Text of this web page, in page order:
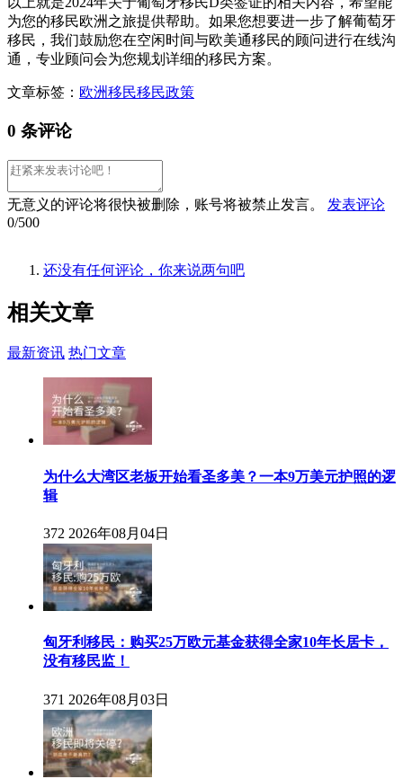
为您的移民欧洲之旅提供帮助。如果您想要进一步了解葡萄牙
移民，我们鼓励您在空闲时间与欧美通移民的顾问进行在线沟
通，专业顾问会为您规划详细的移民方案。
文章标签： 欧洲移民移民政策
0 条评论
无意义的评论将很快被删除，账号将被禁止发言。
发表评论
0/500
还没有任何评论，你来说两句吧
相关文章
最新资讯 热门文章
为什么大湾区老板开始看圣多美？一本9万美元护照的逻
辑
372 2026年08月04日
匈牙利移民：购买25万欧元基金获得全家10年长居卡，
没有移民监！
371 2026年08月03日